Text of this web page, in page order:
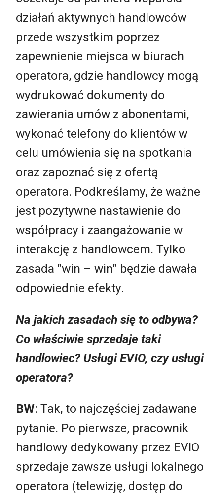
działań aktywnych handlowców
przede wszystkim poprzez
zapewnienie miejsca w biurach
operatora, gdzie handlowcy mogą
wydrukować dokumenty do
zawierania umów z abonentami,
wykonać telefony do klientów w
celu umówienia się na spotkania
oraz zapoznać się z ofertą
operatora. Podkreślamy, że ważne
jest pozytywne nastawienie do
współpracy i zaangażowanie w
interakcję z handlowcem. Tylko
zasada "win – win" będzie dawała
odpowiednie efekty.
Na jakich zasadach się to odbywa?
Co właściwie sprzedaje taki
handlowiec? Usługi EVIO, czy usługi
operatora?
BW: Tak, to najczęściej zadawane
pytanie. Po pierwsze, pracownik
handlowy dedykowany przez EVIO
sprzedaje zawsze usługi lokalnego
operatora (telewizję, dostęp do